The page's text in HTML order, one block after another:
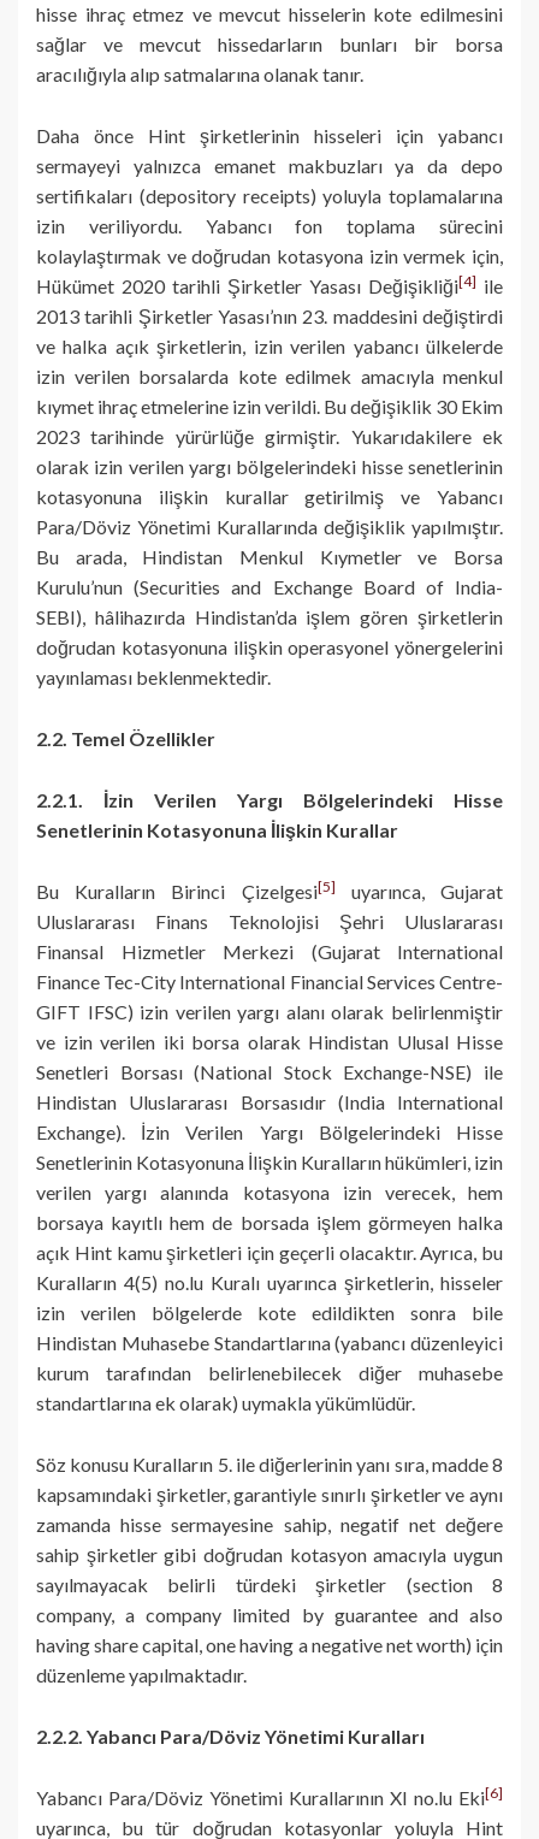
hisse ihraç etmez ve mevcut hisselerin kote edilmesini
sağlar ve mevcut hissedarların bunları bir borsa
aracılığıyla alıp satmalarına olanak tanır.
Daha önce Hint şirketlerinin hisseleri için yabancı
sermayeyi yalnızca emanet makbuzları ya da depo
sertifikaları (depository receipts) yoluyla toplamalarına
izin veriliyordu. Yabancı fon toplama sürecini
kolaylaştırmak ve doğrudan kotasyona izin vermek için,
Hükümet 2020 tarihli Şirketler Yasası Değişikliği[4] ile
2013 tarihli Şirketler Yasası’nın 23. maddesini değiştirdi
ve halka açık şirketlerin, izin verilen yabancı ülkelerde
izin verilen borsalarda kote edilmek amacıyla menkul
kıymet ihraç etmelerine izin verildi. Bu değişiklik 30 Ekim
2023 tarihinde yürürlüğe girmiştir. Yukarıdakilere ek
olarak izin verilen yargı bölgelerindeki hisse senetlerinin
kotasyonuna ilişkin kurallar getirilmiş ve Yabancı
Para/Döviz Yönetimi Kurallarında değişiklik yapılmıştır.
Bu arada, Hindistan Menkul Kıymetler ve Borsa
Kurulu’nun (Securities and Exchange Board of India-
SEBI), hâlihazırda Hindistan’da işlem gören şirketlerin
doğrudan kotasyonuna ilişkin operasyonel yönergelerini
yayınlaması beklenmektedir.
2.2. Temel Özellikler
2.2.1. İzin Verilen Yargı Bölgelerindeki Hisse
Senetlerinin Kotasyonuna İlişkin Kurallar
Bu Kuralların Birinci Çizelgesi[5]
uyarınca, Gujarat
Uluslararası Finans Teknolojisi Şehri Uluslararası
Finansal Hizmetler Merkezi (Gujarat International
Finance Tec-City International Financial Services Centre-
GIFT IFSC) izin verilen yargı alanı olarak belirlenmiştir
ve izin verilen iki borsa olarak Hindistan Ulusal Hisse
Senetleri Borsası (National Stock Exchange-NSE) ile
Hindistan Uluslararası Borsasıdır (India International
Exchange). İzin Verilen Yargı Bölgelerindeki Hisse
Senetlerinin Kotasyonuna İlişkin Kuralların hükümleri, izin
verilen yargı alanında kotasyona izin verecek, hem
borsaya kayıtlı hem de borsada işlem görmeyen halka
açık Hint kamu şirketleri için geçerli olacaktır. Ayrıca, bu
Kuralların 4(5) no.lu Kuralı uyarınca şirketlerin, hisseler
izin verilen bölgelerde kote edildikten sonra bile
Hindistan Muhasebe Standartlarına (yabancı düzenleyici
kurum tarafından belirlenebilecek diğer muhasebe
standartlarına ek olarak) uymakla yükümlüdür.
Söz konusu Kuralların 5. ile diğerlerinin yanı sıra, madde 8
kapsamındaki şirketler, garantiyle sınırlı şirketler ve aynı
zamanda hisse sermayesine sahip, negatif net değere
sahip şirketler gibi doğrudan kotasyon amacıyla uygun
sayılmayacak belirli türdeki şirketler (section 8
company, a company limited by guarantee and also
having share capital, one having a negative net worth) için
düzenleme yapılmaktadır.
2.2.2. Yabancı Para/Döviz Yönetimi Kuralları
Yabancı Para/Döviz Yönetimi Kurallarının XI no.lu Eki[6]
uyarınca, bu tür doğrudan kotasyonlar yoluyla Hint